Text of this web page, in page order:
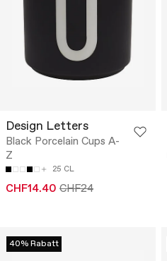
Design Letters
Black Porcelain Cups A-
Z
25 CL
CHF14.40 CHF24
40% Rabatt